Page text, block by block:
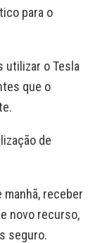
para o
utilizar o Tesla
que o
de
manhã, receber
novo recurso,
seguro.